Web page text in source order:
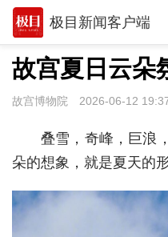
极目新闻客户端
推荐
体育
时政
湖北
故宫夏日云朵
故宫博物院 2026-06-12
叠雪，奇峰，巨浪
朵的想象，就是夏天的